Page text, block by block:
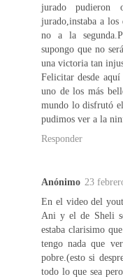
jurado pudieron
jurado,instaba a los
no a la
supongo que no
una victoria tan
Felicitar desde
uno de los más
mundo lo disfrutó
pudimos ver a la
Responder
Anónimo 23
En el video del
Ani y el de Sheli
estaba clarisimo
tengo nada que
pobre.(esto si
todo lo que sea